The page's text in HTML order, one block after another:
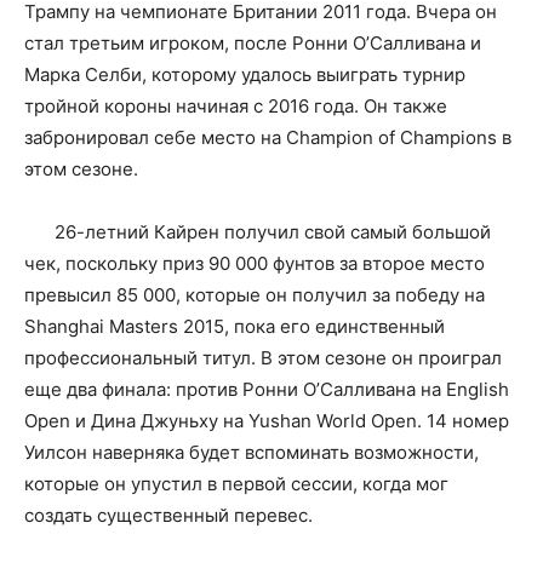
Трампу на чемпионате Британии 2011 года. Вчера он
стал третьим игроком, после Ронни О’Салливана и
Марка Селби, которому удалось выиграть турнир
тройной короны начиная с 2016 года. Он также
забронировал себе место на Champion of Champions в
этом сезоне.
26-летний Кайрен получил свой самый большой
чек, поскольку приз 90 000 фунтов за второе место
превысил 85 000, которые он получил за победу на
Shanghai Masters 2015, пока его единственный
профессиональный титул. В этом сезоне он проиграл
еще два финала: против Ронни О’Салливана на English
Open и Дина Джуньху на Yushan World Open. 14 номер
Уилсон наверняка будет вспоминать возможности,
которые он упустил в первой сессии, когда мог
создать существенный перевес.